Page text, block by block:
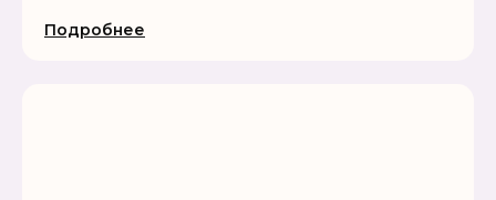
Подробнее